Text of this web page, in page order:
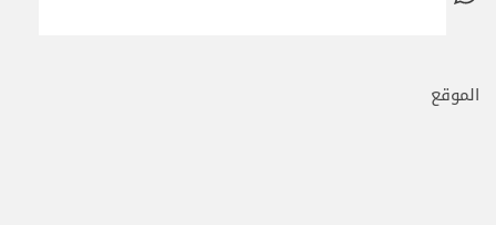
الموقع